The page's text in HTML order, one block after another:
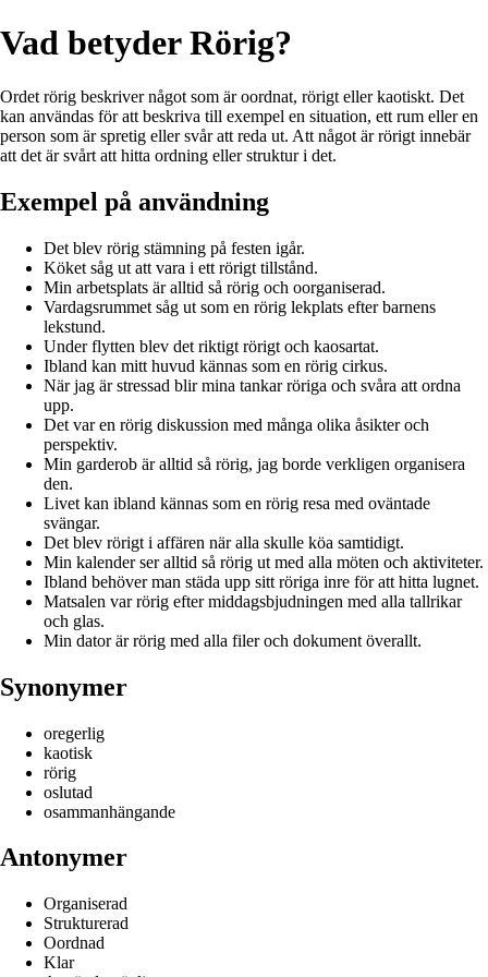
Vad betyder Rörig?
Ordet rörig beskriver något som är oordnat, rörigt eller kaotiskt. Det
kan användas för att beskriva till exempel en situation, ett rum eller en
person som är spretig eller svår att reda ut. Att något är rörigt innebär
att det är svårt att hitta ordning eller struktur i det.
Exempel på användning
Det blev rörig stämning på festen igår.
Köket såg ut att vara i ett rörigt tillstånd.
Min arbetsplats är alltid så rörig och oorganiserad.
Vardagsrummet såg ut som en rörig lekplats efter barnens
lekstund.
Under flytten blev det riktigt rörigt och kaosartat.
Ibland kan mitt huvud kännas som en rörig cirkus.
När jag är stressad blir mina tankar röriga och svåra att ordna
upp.
Det var en rörig diskussion med många olika åsikter och
perspektiv.
Min garderob är alltid så rörig, jag borde verkligen organisera
den.
Livet kan ibland kännas som en rörig resa med oväntade
svängar.
Det blev rörigt i affären när alla skulle köa samtidigt.
Min kalender ser alltid så rörig ut med alla möten och aktiviteter.
Ibland behöver man städa upp sitt röriga inre för att hitta lugnet.
Matsalen var rörig efter middagsbjudningen med alla tallrikar
och glas.
Min dator är rörig med alla filer och dokument överallt.
Synonymer
oregerlig
kaotisk
rörig
oslutad
osammanhängande
Antonymer
Organiserad
Strukturerad
Oordnad
Klar